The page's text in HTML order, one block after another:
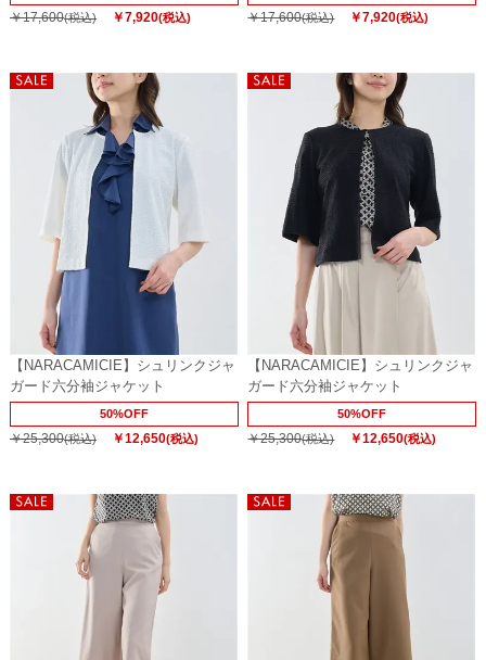
￥17,600(税込) ￥7,920(税込) ￥17,600(税込) ￥7,920(税込)
【NARACAMICIE】シュリンクジャ
ガード六分袖ジャケット
50%OFF
￥25,300(税込) ￥12,650(税込)
【NARACAMICIE】シュリンクジャ
ガード六分袖ジャケット
50%OFF
￥25,300(税込) ￥12,650(税込)